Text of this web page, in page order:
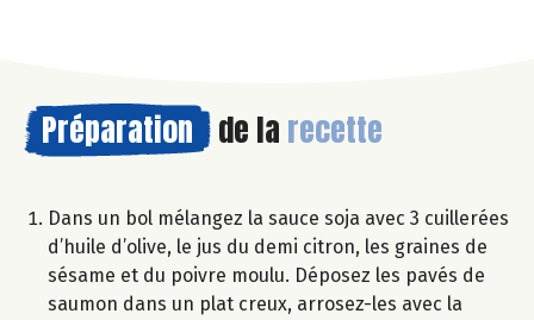
Préparation de la recette
Dans un bol mélangez la sauce soja avec 3 cuillerées
d’huile d’olive, le jus du demi citron, les graines de
sésame et du poivre moulu. Déposez les pavés de
saumon dans un plat creux, arrosez-les avec la